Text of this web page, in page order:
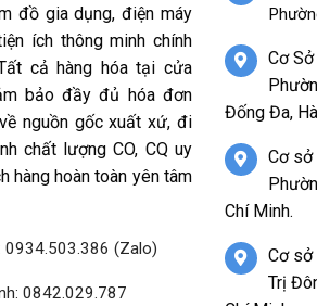
đồ gia dụng, điện máy
ích thông minh chính
cả hàng hóa tại cửa
bảo đầy đủ hóa đơn
nguồn gốc xuất xứ, đi
chất lượng CO, CQ uy
hàng hoàn toàn yên tâm
0934.503.386 (Zalo)
0842.029.787
Cơ
Đống Đa,
Cơ sở
Chí Minh.
Cơ sở
Trị